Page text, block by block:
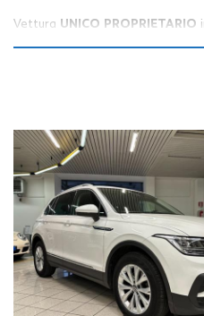
Vettura UNICO PROPRIETARIO
Sensori di parcheggio
Navigatore
Mantenimento carreggiata
Frenata d'emergenza
Monitoraggio angolo
Cruise control
Volante multifunzione in
Comando vocale